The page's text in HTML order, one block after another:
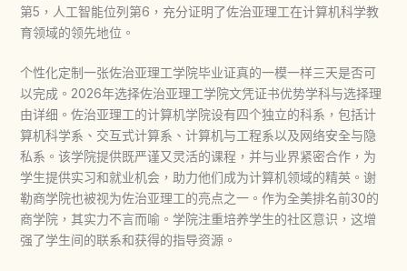
第5，人工智能位列第6，充分证明了佐治亚理工在计算机科学教
育领域的领先地位。
个性化定制一张佐治亚理工学院毕业证真的一模一样三天是否可
以完成。2026年选择佐治亚理工学院文凭证书优势学科与选择理
由详细。佐治亚理工的计算机学院设有四个独立的科系，包括计
算机科学系、交互式计算系、计算机与工程系以及网络安全与隐
私系。该学院提供既严谨又灵活的课程，并与业界紧密合作，为
学生提供实习和就业机会，助力他们成为计算机领域的精英。谢
勒商学院也被视为佐治亚理工的亮点之一。作为全美排名前30的
商学院，其实力不言而喻。学院注重培养学生的社区意识，这增
强了学生间的联系和获得的指导资源。